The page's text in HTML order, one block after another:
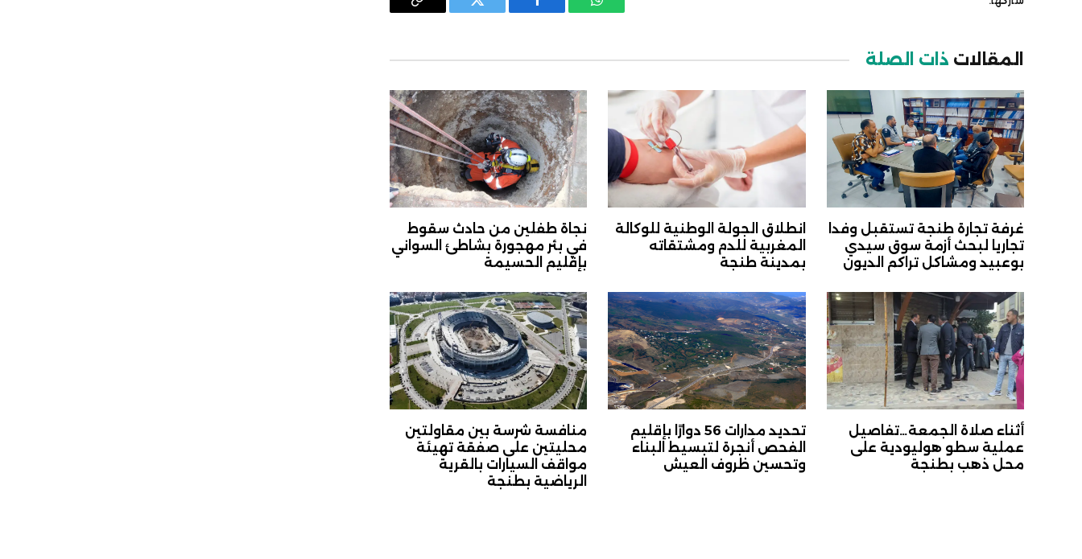
واتساب فيسبوك تويتر
Copy
المقالات ذات الصلة
غرفة تجارة طنجة تستقبل وفدا
تجاريا لبحث أزمة سوق سيدي
بوعبيد ومشاكل تراكم الديون
انطلاق الجولة الوطنية للوكالة
المغربية للدم ومشتقاته
بمدينة طنجة
نجاة طفلين من حادث سقوط
في بئر مهجورة بشاطئ السواني
بإقليم الحسيمة
أثناء صلاة الجمعة…تفاصيل
عملية سطو هوليودية على
محل ذهب بطنجة
تحديد مدارات 56 دوارًا بإقليم
الفحص أنجرة لتبسيط البناء
وتحسين ظروف العيش
منافسة شرسة بين مقاولتين
محليتين على صفقة تهيئة
مواقف السيارات بالقرية
الرياضية بطنجة